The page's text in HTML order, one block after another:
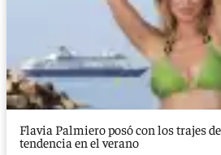
Flavia Palmiero posó con los trajes
tendencia en el verano